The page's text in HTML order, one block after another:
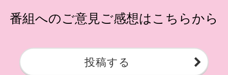
番組へのご意見ご感想はこちらから
投稿する